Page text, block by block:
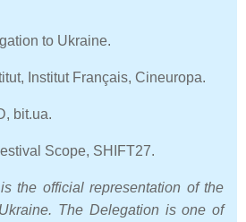
to Ukraine.
Institut Français, Cineuropa.
bit.uа.
Scope, SHIFT27.
the official representation of the
The Delegation is one of